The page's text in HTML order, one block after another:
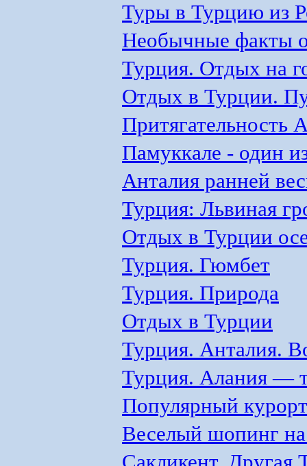
Туры в Турцию из
Необычные факты
Турция. Отдых на
Отдых в Турции.
Притягательность
Памуккале - один
Анталия ранней
Турция: Львиная
Отдых в Турции
Турция. Гюмбет
Турция. Природа
Отдых в Турции
Турция. Анталия.
Турция. Алания —
Популярный
Веселый шопинг на